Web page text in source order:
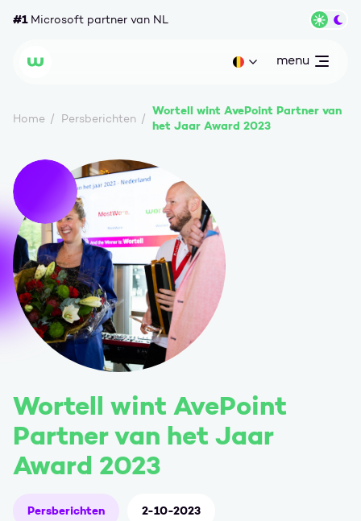
#1Microsoft partner van NL
Wortell Huidige taal: be
open
menu
Home Persberichten
Wortell wint AvePoint Partner van
het Jaar Award 2023
Wortell wint AvePoint
Partner van het Jaar
Award 2023
Persberichten 2-10-2023